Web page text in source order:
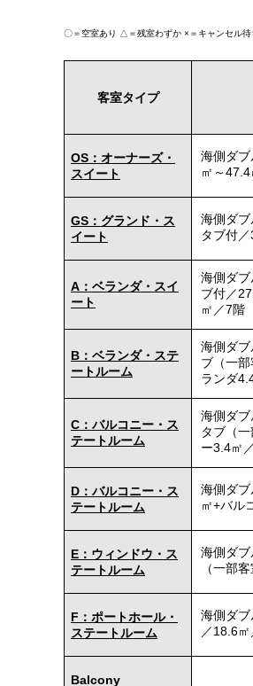
〇＝空室あり △＝残室わずか ×＝キャンセル待
客室タイプ
OS：オーナーズ・
スイート
海側ダ
㎡～
GS：グランド・ス
イート
海側ダ
タブ付
A：ベランダ・スイ
ート
海側ダ
ブ付／
㎡／7階
B：ベランダ・ステ
ートルーム
海側ダ
ブ（一
ランダ
C：バルコニー・ス
テートルーム
海側ダ
タブ（
ー3.4㎡
D：バルコニー・ス
テートルーム
海側ダ
㎡+バル
E：ウィンドウ・ス
テートルーム
海側ダ
（一部
F：ポートホール・
ステートルーム
海側ダ
／18.6
Balcony